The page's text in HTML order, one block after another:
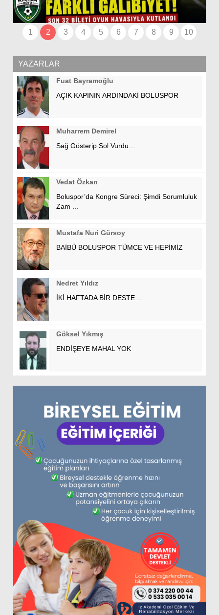
1 2 3 4 5 6 7 8 9 10
YAZARLAR
Fuat Bayramoğlu
AÇIK KAPININ ARDINDAKİ BOLUSPOR
Muharrem Demirel
Sağ Gösterip Sol Vurdu…
Vedat Özkan
Boluspor’da Kongre Süreci: Şimdi Sorumluluk
Zam ...
Mustafa Nuri Gürsoy
BAİBÜ BOLUSPOR TÜMCE VE HEPİMİZ
Nedret Yıldız
İKİ HAFTADA BİR DESTE…
Göksel Yıkmış
ENDİŞEYE MAHAL YOK